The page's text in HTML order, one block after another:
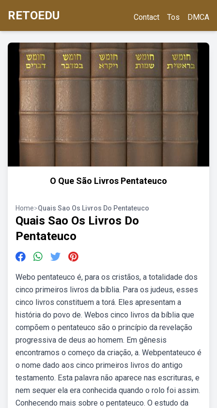
RETOEDU Contact Tos DMCA
O Que São Livros Pentateuco
Home>Quais Sao Os Livros Do Pentateuco
Quais Sao Os Livros Do
Pentateuco
Webo pentateuco é, para os cristãos, a totalidade dos
cinco primeiros livros da bíblia. Para os judeus, esses
cinco livros constituem a torá. Eles apresentam a
história do povo de. Webos cinco livros da bíblia que
compõem o pentateuco são o princípio da revelação
progressiva de deus ao homem. Em gênesis
encontramos o começo da criação, a. Webpentateuco é
o nome dado aos cinco primeiros livros do antigo
testamento. Esta palavra não aparece nas escrituras, e
nem sequer ela era conhecida quando o rolo foi assim.
Conhecendo mais sobre o pentateuco. O estudo da